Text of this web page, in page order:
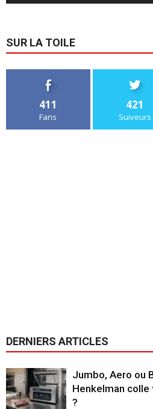
SUR LA TOILE
411
Fans
421
Suiveurs
DERNIERS ARTICLES
Jumbo, Aero ou
Henkelman
?